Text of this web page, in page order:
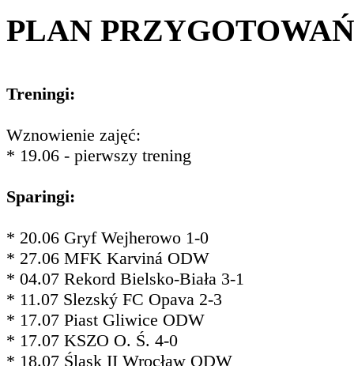
PLAN PRZYGOTOWAŃ
Treningi:
Wznowienie zajęć:
* 19.06 - pierwszy trening
Sparingi:
* 20.06 Gryf Wejherowo 1-0
* 27.06 MFK Karviná ODW
* 04.07 Rekord Bielsko-Biała 3-1
* 11.07 Slezský FC Opava 2-3
* 17.07 Piast Gliwice ODW
* 17.07 KSZO O. Ś. 4-0
* 18.07 Śląsk II Wrocław ODW